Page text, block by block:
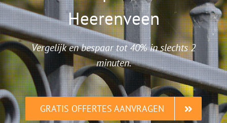
Heerenveen
Vergelijk en bespaar tot 40% in slechts 2
minuten.
GRATIS OFFERTES AANVRAGEN